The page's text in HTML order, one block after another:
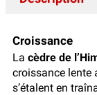
Croissance
La cèdre de
croissance lente
s’étalent en